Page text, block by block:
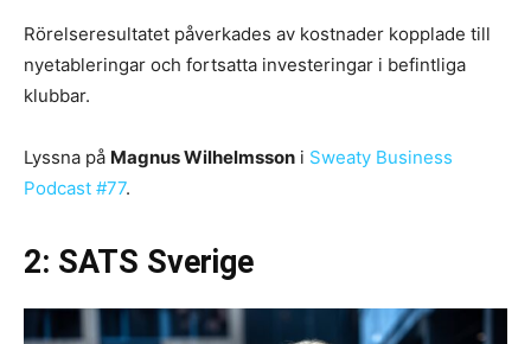
Rörelseresultatet påverkades av kostnader kopplade till
nyetableringar och fortsatta investeringar i befintliga
klubbar.
Lyssna på Magnus Wilhelmsson i Sweaty Business
Podcast #77.
2: SATS Sverige